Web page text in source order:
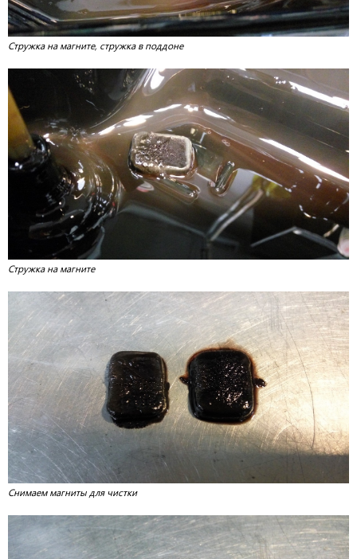
Стружка на магните, стружка в поддоне
Стружка на магните
Снимаем магниты для чистки